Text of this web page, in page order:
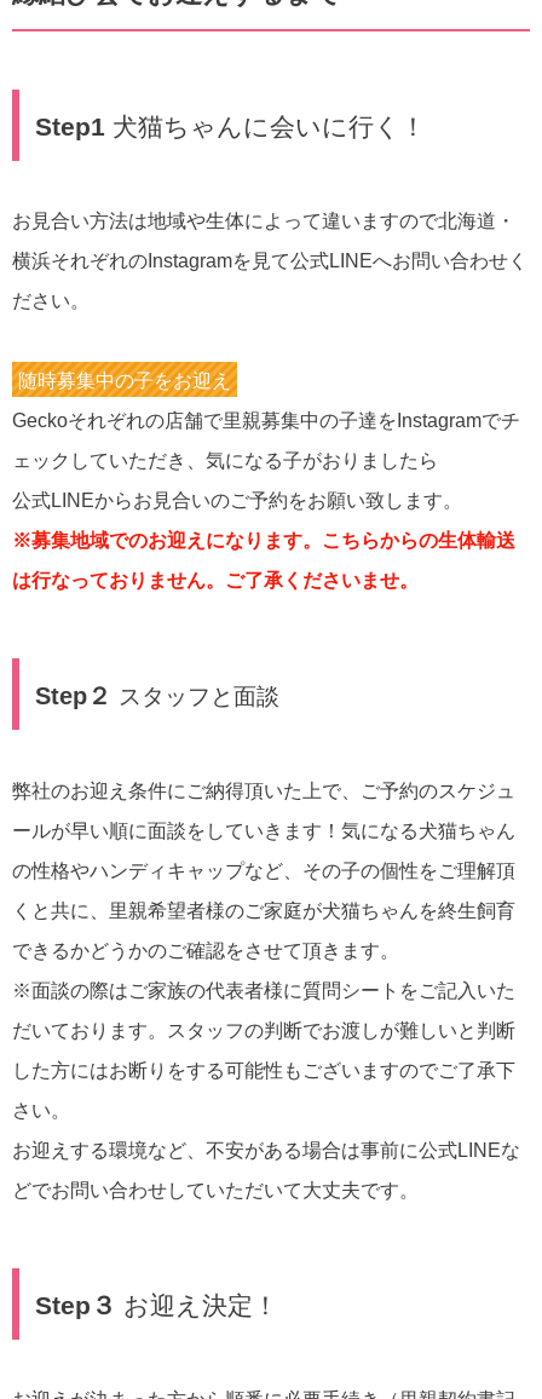
Step1 犬猫ちゃんに会いに行く！
お見合い方法は地域や生体によって違いますので北海道・
横浜それぞれのInstagramを見て公式LINEへお問い合わせく
ださい。
随時募集中の子をお迎え
Geckoそれぞれの店舗で里親募集中の子達をInstagramでチ
ェックしていただき、気になる子がおりましたら
公式LINEからお見合いのご予約をお願い致します。
※募集地域でのお迎えになります。こちらからの生体輸送
は行なっておりません。ご了承くださいませ。
Step２ スタッフと面談
弊社のお迎え条件にご納得頂いた上で、ご予約のスケジュ
ールが早い順に面談をしていきます！気になる犬猫ちゃん
の性格やハンディキャップなど、その子の個性をご理解頂
くと共に、里親希望者様のご家庭が犬猫ちゃんを終生飼育
できるかどうかのご確認をさせて頂きます。
※面談の際はご家族の代表者様に質問シートをご記入いた
だいております。スタッフの判断でお渡しが難しいと判断
した方にはお断りをする可能性もございますのでご了承下
さい。
お迎えする環境など、不安がある場合は事前に公式LINEな
どでお問い合わせしていただいて大丈夫です。
Step３ お迎え決定！